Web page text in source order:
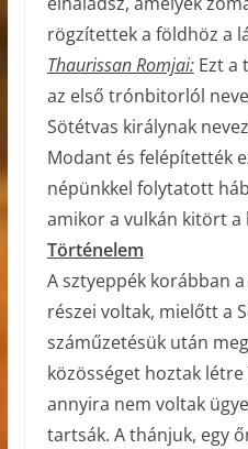
rögzítettek a földhöz a
Thaurissan Romjai:Ezt a
az első trónbitorlól
Sötétvas királynak
Modant és felépítették
népünkkel folytatott
amikor a vulkán kitört a
Történelem
A sztyeppék korábban
részei voltak, mielőtt a
száműzetésük után
közösséget hoztak
annyira nem voltak
tartsák. A thánjuk, egy